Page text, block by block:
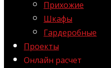
Прихожие
Шкафы
Гардеробные
Проекты
Онлайн расчет